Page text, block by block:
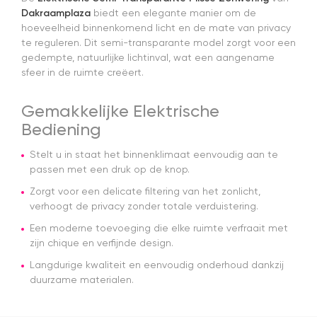
Dakraamplaza biedt een elegante manier om de
hoeveelheid binnenkomend licht en de mate van privacy
te reguleren. Dit semi-transparante model zorgt voor een
gedempte, natuurlijke lichtinval, wat een aangename
sfeer in de ruimte creëert.
Gemakkelijke Elektrische
Bediening
Stelt u in staat het binnenklimaat eenvoudig aan te
passen met een druk op de knop.
Zorgt voor een delicate filtering van het zonlicht,
verhoogt de privacy zonder totale verduistering.
Een moderne toevoeging die elke ruimte verfraait met
zijn chique en verfijnde design.
Langdurige kwaliteit en eenvoudig onderhoud dankzij
duurzame materialen.